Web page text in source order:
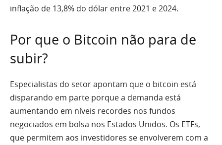
inflação de 13,8% do dólar entre 2021 e 2024.
Por que o Bitcoin não para de
subir?
Especialistas do setor apontam que o bitcoin está
disparando em parte porque a demanda está
aumentando em níveis recordes nos fundos
negociados em bolsa nos Estados Unidos. Os ETFs,
que permitem aos investidores se envolverem com a